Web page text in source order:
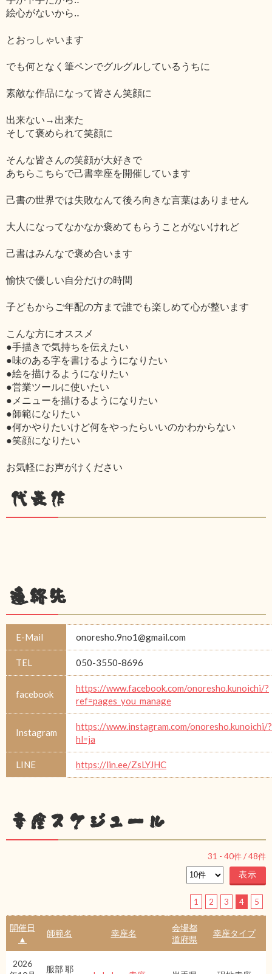
絵心がないから‥
とおっしゃいます
でも何となく筆ペンでグルグルしているうちに
素敵な作品になって皆さん笑顔に
出来ない→出来た
そして褒められて笑顔に
そんな皆さんの笑顔が大好きで
あちらこちらで己書幸座を開催しています
己書の世界では失敗なんて後ろ向きな言葉はありません
大人になってなかなか褒めてもらうことがないけれど
己書はみんなで褒め合います
愉快で優しい自分だけの時間
子どもからご年配の方まで誰でも楽しめて心が整います
こんな方にオススメ
●手描きで気持ちを伝えたい
●味のある字を書けるようになりたい
●絵を描けるようになりたい
●営業ツールに使いたい
●メニューを描けるようになりたい
●師範になりたい
●何かやりたいけど何をやったらいいのかわからない
●笑顔になりたい
お気軽にお声がけください
代表作
連絡先
E-Mail onoresho.9no1@gmail.com
TEL 050-3550-8696
facebook
https://www.facebook.com/onoresho.kunoichi/?
ref=pages_you_manage
Instagram
https://www.instagram.com/onoresho.kunoichi/?
hl=ja
LINE https://lin.ee/ZsLYJHC
幸座スケジュール
31 - 40件 /48件
1 2 3 4 5
開催日
▲
師範名 幸座名
会場都
道府県
幸座タイプ
2026
服部 耶